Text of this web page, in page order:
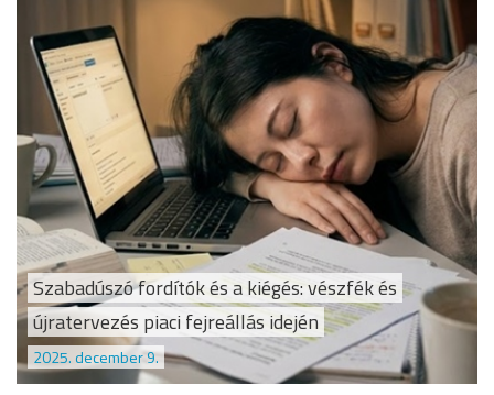
Szabadúszó fordítók és a kiégés: vészfék és
újratervezés piaci fejreállás idején
2025. december 9.